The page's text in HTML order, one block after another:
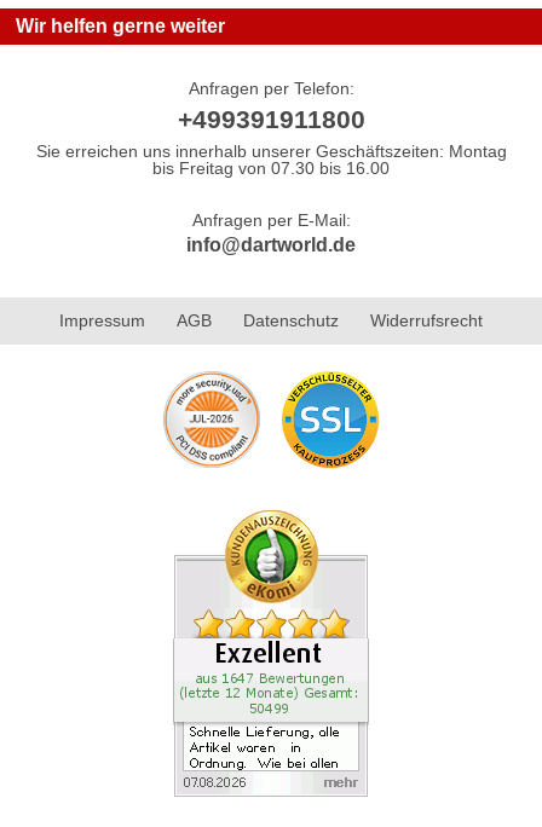
Wir helfen gerne weiter
Anfragen per Telefon:
+499391911800
Sie erreichen uns innerhalb unserer Geschäftszeiten: Montag
bis Freitag von 07.30 bis 16.00
Anfragen per E-Mail:
info@dartworld.de
Impressum AGB Datenschutz Widerrufsrecht